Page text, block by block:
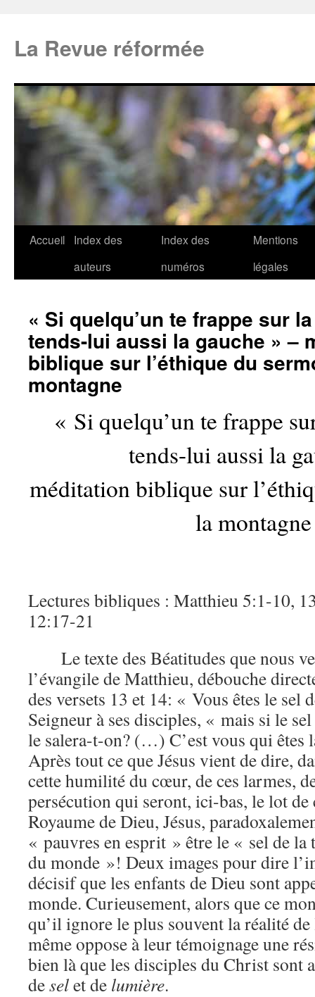
La Revue réformée
Accueil
Index des
auteurs
Index des
numéros
Mentions
légales
« Si quelqu’un te frappe sur
tends-lui aussi la gauche » –
biblique sur l’éthique du
montagne
« Si quelqu’un te frappe
tends-lui aussi la
méditation biblique sur
la montagne
Lectures bibliques : Matthieu 5:1-10,
12:17-21
Le texte des Béatitudes que nous
l’évangile de Matthieu, débouche
des versets 13 et 14: « Vous êtes le sel
Seigneur à ses disciples, « mais si le
le salera-t-on? (…) C’est vous qui êtes
Après tout ce que Jésus vient de dire,
cette humilité du cœur, de ces larmes,
persécution qui seront, ici-bas, le lot
Royaume de Dieu, Jésus,
« pauvres en esprit » être le « sel de
du monde »! Deux images pour dire
décisif que les enfants de Dieu sont
monde. Curieusement, alors que ce
qu’il ignore le plus souvent la réalité
même oppose à leur témoignage une
bien là que les disciples du Christ sont
deselet de lumière.